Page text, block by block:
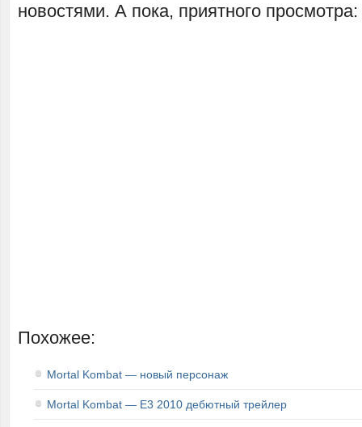
новостями. А пока, приятного просмотра:
Похожее:
Mortal Kombat — новый персонаж
Mortal Kombat — E3 2010 дебютный трейлер